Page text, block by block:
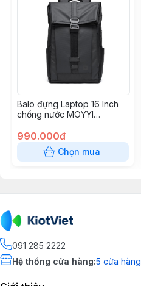
Balo đựng Laptop 16 Inch
chống nước MOYYI
990.000đ
Chọn mua
091 285 2222
Hệ thống cửa hàng:5 cửa hàng